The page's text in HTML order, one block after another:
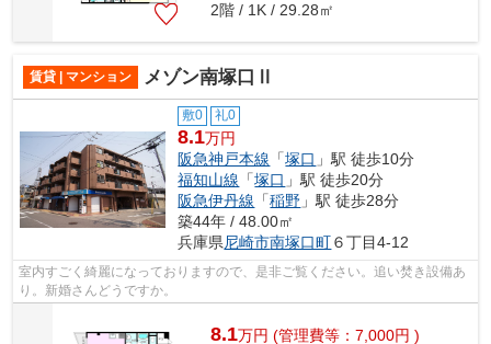
2階 / 1K / 29.28㎡
賃貸 | マンション メゾン南塚口Ⅱ
敷0 礼0
8.1万円
阪急神戸本線 「塚口 」駅 徒歩10分
福知山線 「塚口 」駅 徒歩20分
阪急伊丹線 「稲野 」駅 徒歩28分
築44年 / 48.00㎡
兵庫県尼崎市南塚口町６丁目4-12
室内すごく綺麗になっておりますので、是非ご覧ください。追い焚き設備あ
り。新婚さんどうですか。
8.1万円 (管理費等：7,000円 )